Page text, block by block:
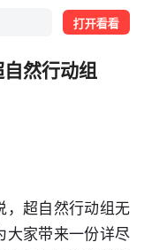
打开看看
然行动组
，超自然行动组无
大家带来一份详尽